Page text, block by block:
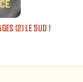
(2) LE SUD !